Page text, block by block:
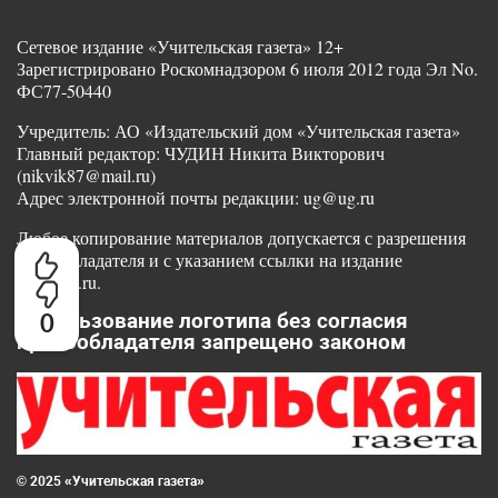
0
Сетевое издание «Учительская газета» 12+
Зарегистрировано Роскомнадзором 6 июля 2012 года Эл No.
ФС77-50440
Учредитель: АО «Издательский дом «Учительская газета»
Главный редактор: ЧУДИН Никита Викторович
(nikvik87@mail.ru)
Адрес электронной почты редакции: ug@ug.ru
Любое копирование материалов допускается с разрешения
правообладателя и с указанием ссылки на издание
www.ug.ru.
Использование логотипа без согласия
правообладателя запрещено законом
© 2025 «Учительская газета»